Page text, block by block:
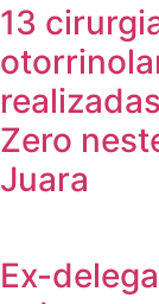
13
Zero
Juara
Ex-